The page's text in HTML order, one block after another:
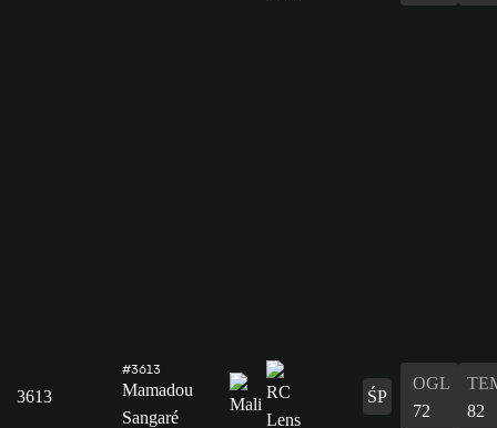
3613
#3613
Mamadou
Sangaré
ŚP
OGL
72
82